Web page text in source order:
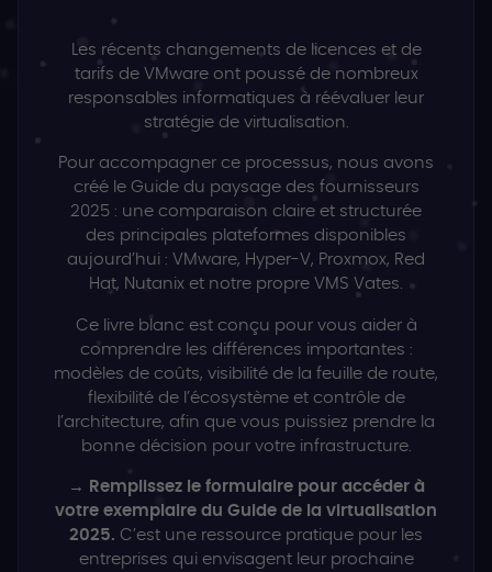
Les récents changements de licences et de
tarifs de VMware ont poussé de nombreux
responsables informatiques à réévaluer leur
stratégie de virtualisation.
Pour accompagner ce processus, nous avons
créé le Guide du paysage des fournisseurs
2025 : une comparaison claire et structurée
des principales plateformes disponibles
aujourd’hui : VMware, Hyper-V, Proxmox, Red
Hat, Nutanix et notre propre VMS Vates.
Ce livre blanc est conçu pour vous aider à
comprendre les différences importantes :
modèles de coûts, visibilité de la feuille de route,
flexibilité de l’écosystème et contrôle de
l’architecture, afin que vous puissiez prendre la
bonne décision pour votre infrastructure.
→ Remplissez le formulaire pour accéder à
votre exemplaire du Guide de la virtualisation
2025. C’est une ressource pratique pour les
entreprises qui envisagent leur prochaine